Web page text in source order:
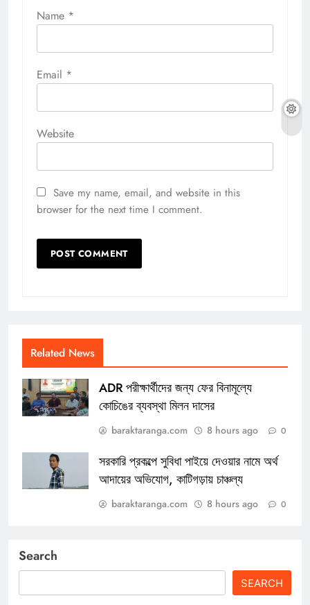
Name *
Email *
Website
Save my name, email, and website in this
browser for the next time I comment.
Related News
ADR পরীক্ষার্থীদের জন্য ফের বিনামূল্যে
কোচিঙের ব্যবস্থা মিলন দাসের
baraktaranga.com 8 hours ago 0
সরকারি প্রকল্পে সুবিধা পাইয়ে দেওয়ার নামে অর্থ
আদায়ের অভিযোগ, কাটিগড়ায় চাঞ্চল্য
baraktaranga.com 8 hours ago 0
Search
SEARCH